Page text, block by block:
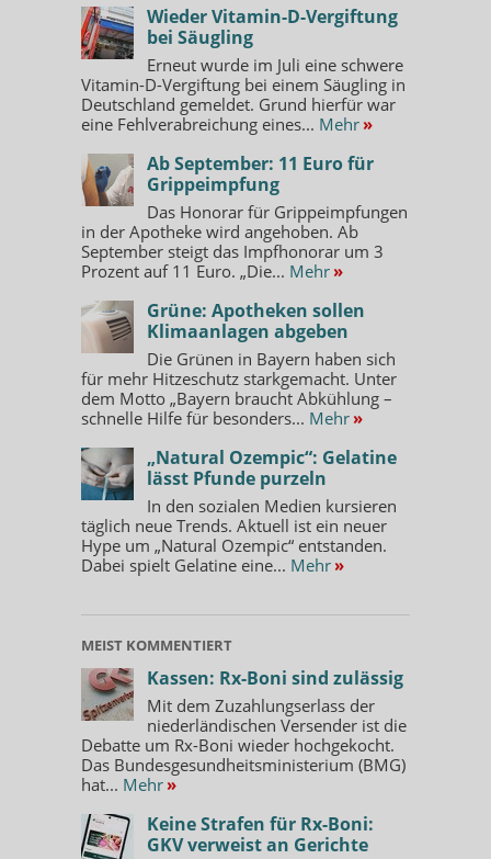
Wieder Vitamin-D-Vergiftung
bei Säugling
Erneut wurde im Juli eine schwere
Vitamin-D-Vergiftung bei einem Säugling in
Deutschland gemeldet. Grund hierfür war
eine Fehlverabreichung eines... Mehr »
Ab September: 11 Euro für
Grippeimpfung
Das Honorar für Grippeimpfungen
in der Apotheke wird angehoben. Ab
September steigt das Impfhonorar um 3
Prozent auf 11 Euro. „Die... Mehr »
Grüne: Apotheken sollen
Klimaanlagen abgeben
Die Grünen in Bayern haben sich
für mehr Hitzeschutz starkgemacht. Unter
dem Motto „Bayern braucht Abkühlung –
schnelle Hilfe für besonders... Mehr »
„Natural Ozempic“: Gelatine
lässt Pfunde purzeln
In den sozialen Medien kursieren
täglich neue Trends. Aktuell ist ein neuer
Hype um „Natural Ozempic“ entstanden.
Dabei spielt Gelatine eine... Mehr »
MEIST KOMMENTIERT
Kassen: Rx-Boni sind zulässig
Mit dem Zuzahlungserlass der
niederländischen Versender ist die
Debatte um Rx-Boni wieder hochgekocht.
Das Bundesgesundheitsministerium (BMG)
hat... Mehr »
Keine Strafen für Rx-Boni:
GKV verweist an Gerichte